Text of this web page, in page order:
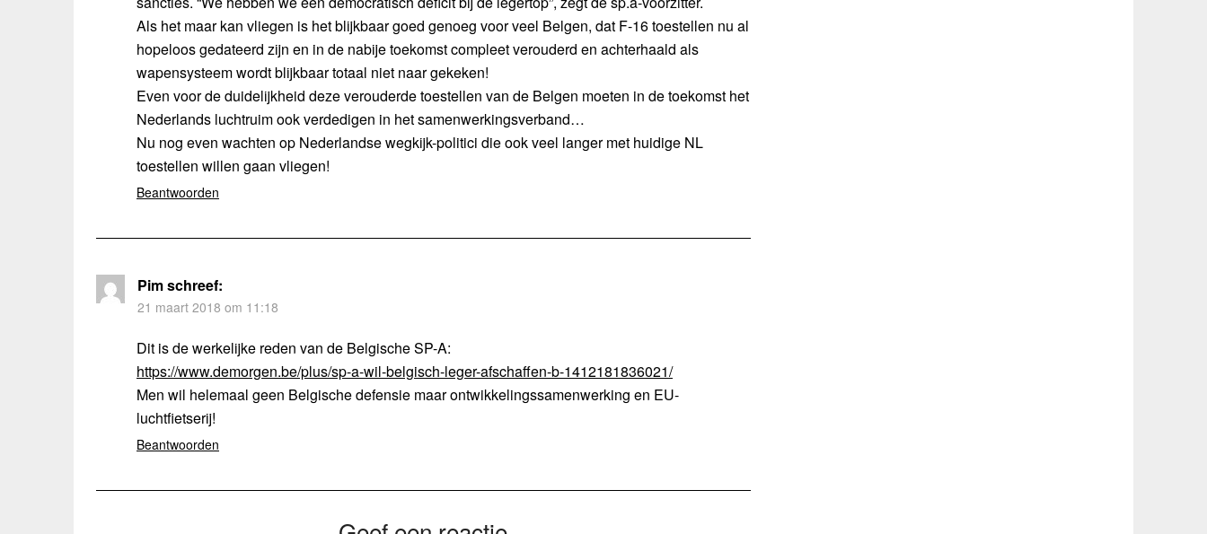
Als het maar kan vliegen is het blijkbaar goed genoeg voor veel Belgen, dat F-16 toestellen nu al
hopeloos gedateerd zijn en in de nabije toekomst compleet verouderd en achterhaald als
wapensysteem wordt blijkbaar totaal niet naar gekeken!
Even voor de duidelijkheid deze verouderde toestellen van de Belgen moeten in de toekomst het
Nederlands luchtruim ook verdedigen in het samenwerkingsverband…
Nu nog even wachten op Nederlandse wegkijk-politici die ook veel langer met huidige NL
toestellen willen gaan vliegen!
Beantwoorden
Pimschreef:
21 maart 2018 om 11:18
Dit is de werkelijke reden van de Belgische SP-A:
https://www.demorgen.be/plus/sp-a-wil-belgisch-leger-afschaffen-b-1412181836021/
Men wil helemaal geen Belgische defensie maar ontwikkelingssamenwerking en EU-
luchtfietserij!
Beantwoorden